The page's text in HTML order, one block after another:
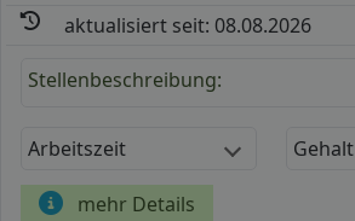
aktualisiert seit: 08.08.2026
Stellenbeschreibung:
Arbeitszeit Gehalt
mehr Details